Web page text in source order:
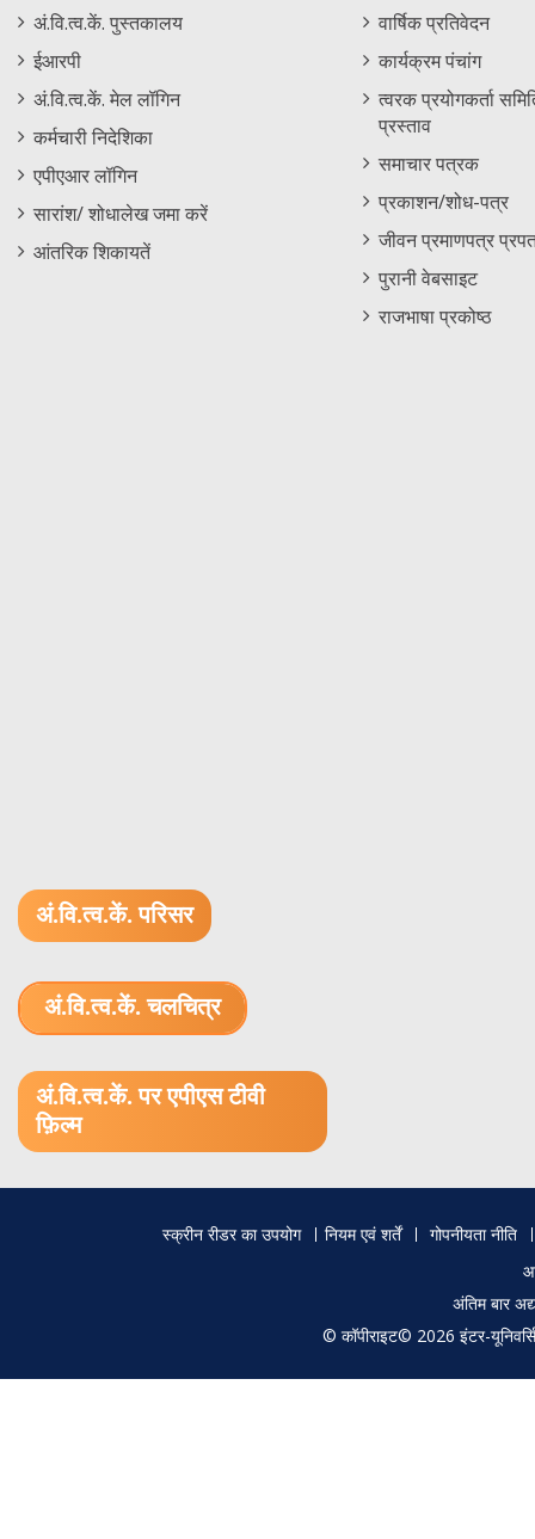
Staff
Footer
Menu
अं.वि.त्व.कें. पुस्तकालय
ईआरपी
अं.वि.त्व.कें. मेल लॉगिन
कर्मचारी निदेशिका
एपीएआर लॉगिन
सारांश/ शोधालेख जमा करें
आंतरिक शिकायतें
Informations
Menu
वार्षिक प्रतिवेदन
कार्यक्रम पंचांग
त्वरक प्रयोगकर्ता
प्रस्ताव
समाचार पत्रक
प्रकाशन/शोध-पत्र
जीवन प्रमाणपत्र
पुरानी वेबसाइट
राजभाषा प्रकोष्ठ
अं.वि.त्व.कें. परिसर
अं.वि.त्व.कें. चलचित्र
अं.वि.त्व.कें. पर एपीएस टीवी
फ़िल्म
स्क्रीन रीडर का उपयोग नियम एवं शर्तें
गोपनीयता नीति
अंतिम बार
© कॉपीराइट© 2026 इंटर-